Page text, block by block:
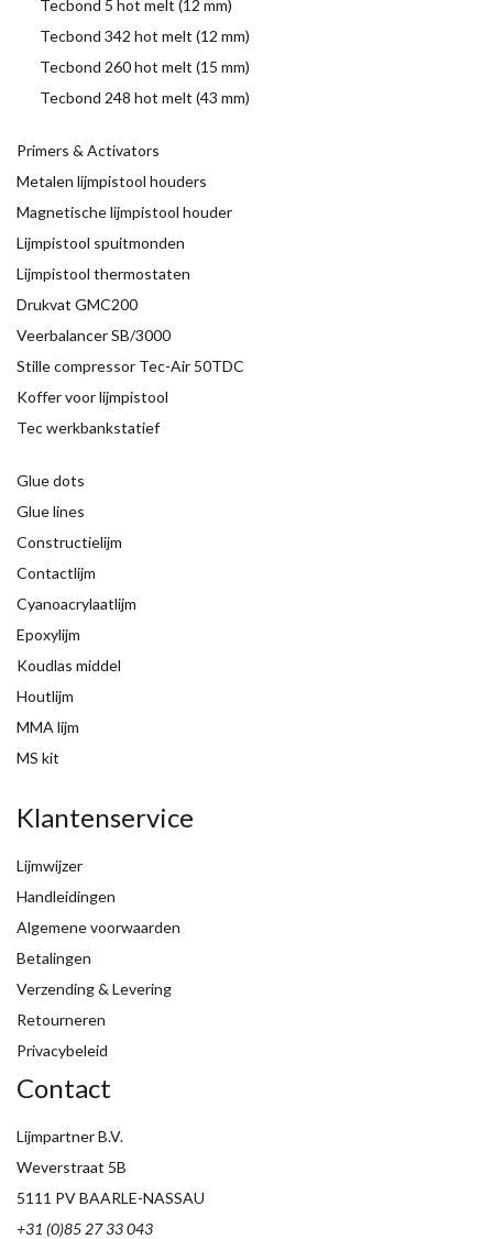
Tecbond 5 hot melt (12 mm)
Tecbond 342 hot melt (12 mm)
Tecbond 260 hot melt (15 mm)
Tecbond 248 hot melt (43 mm)
Primers & Activators
Metalen lijmpistool houders
Magnetische lijmpistool houder
Lijmpistool spuitmonden
Lijmpistool thermostaten
Drukvat GMC200
Veerbalancer SB/3000
Stille compressor Tec-Air 50TDC
Koffer voor lijmpistool
Tec werkbankstatief
Glue dots
Glue lines
Constructielijm
Contactlijm
Cyanoacrylaatlijm
Epoxylijm
Koudlas middel
Houtlijm
MMA lijm
MS kit
Klantenservice
Lijmwijzer
Handleidingen
Algemene voorwaarden
Betalingen
Verzending & Levering
Retourneren
Privacybeleid
Contact
Lijmpartner B.V.
Weverstraat 5B
5111 PV BAARLE-NASSAU
+31 (0)85 27 33 043